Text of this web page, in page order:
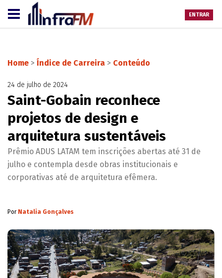
ENTRAR
Home > Índice de Carreira > Conteúdo
24 de julho de 2024
Saint-Gobain reconhece
projetos de design e
arquitetura sustentáveis
Prêmio ADUS LATAM tem inscrições abertas até 31 de
julho e contempla desde obras institucionais e
corporativas até de arquitetura efêmera.
Por Natalia Gonçalves